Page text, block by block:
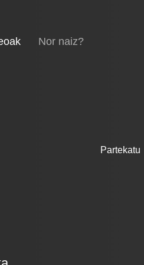
(current)
Nor naiz?
Partekatu